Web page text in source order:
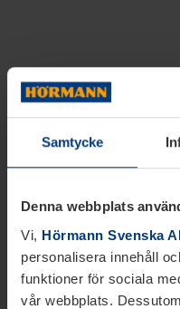
Samtycke
Denna webbplats
Vi, Hörmann Svenska
personalisera innehåll
funktioner för sociala
vår webbplats.